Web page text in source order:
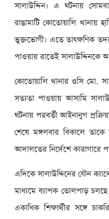
সালাউদ্দিন। এ ঘটনায়
রাঙামাটি কোতোয়ালি থানায়
ভুক্তভোগী। এতে তাৎক্ষণিক
পাওয়ায় রাতেই
কোতোয়ালি থানার ওসি মো.
সত্যতা পাওয়ায় আসামি
ঘটনায় পরবর্তী আইনানুগ
শেষে মঙ্গলবার বিকালে
আদালতের নির্দেশে কারাগারে
এদিকে সালাউদ্দিনের যৌন
মাধ্যমে ব্যাপক তোলপাড়
একাধিক শিক্ষার্থীর সঙ্গে